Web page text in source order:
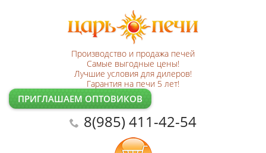
Производство и продажа печей
Самые выгодные цены!
Лучшие условия для дилеров!
Гарантия на печи 5 лет!
ПРИГЛАШАЕМ ОПТОВИКОВ
8(985) 411-42-54